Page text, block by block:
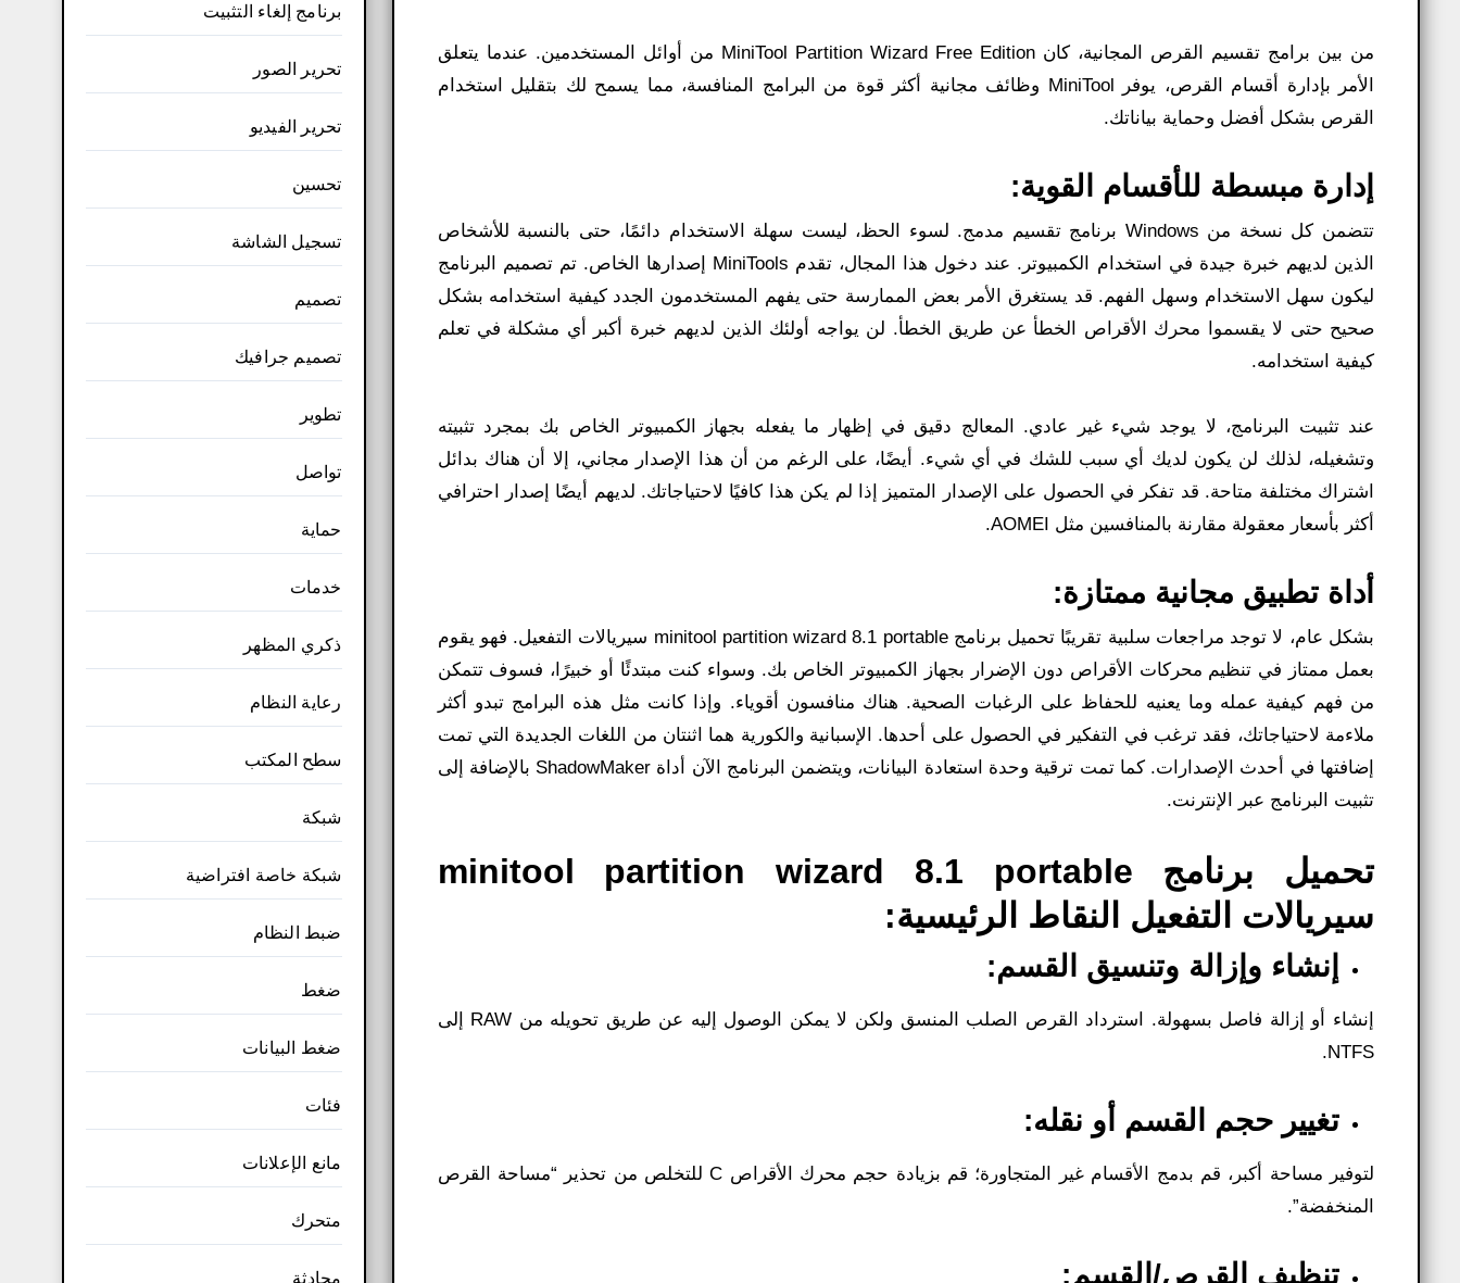
من بين برامج تقسيم القرص المجانية، كان MiniTool Partition Wizard Free Edition من أوائل المستخدمين. عندما يتعلق
الأمر بإدارة أقسام القرص، يوفر MiniTool وظائف مجانية أكثر قوة من البرامج المنافسة، مما يسمح لك بتقليل استخدام
القرص بشكل أفضل وحماية بياناتك.
إدارة مبسطة للأقسام القوية:
تتضمن كل نسخة من Windows برنامج تقسيم مدمج. لسوء الحظ، ليست سهلة الاستخدام دائمًا، حتى بالنسبة للأشخاص
الذين لديهم خبرة جيدة في استخدام الكمبيوتر. عند دخول هذا المجال، تقدم MiniTools إصدارها الخاص. تم تصميم البرنامج
ليكون سهل الاستخدام وسهل الفهم. قد يستغرق الأمر بعض الممارسة حتى يفهم المستخدمون الجدد كيفية استخدامه بشكل
صحيح حتى لا يقسموا محرك الأقراص الخطأ عن طريق الخطأ. لن يواجه أولئك الذين لديهم خبرة أكبر أي مشكلة في تعلم
كيفية استخدامه.
عند تثبيت البرنامج، لا يوجد شيء غير عادي. المعالج دقيق في إظهار ما يفعله بجهاز الكمبيوتر الخاص بك بمجرد تثبيته
وتشغيله، لذلك لن يكون لديك أي سبب للشك في أي شيء. أيضًا، على الرغم من أن هذا الإصدار مجاني، إلا أن هناك بدائل
اشتراك مختلفة متاحة. قد تفكر في الحصول على الإصدار المتميز إذا لم يكن هذا كافيًا لاحتياجاتك. لديهم أيضًا إصدار احترافي
أكثر بأسعار معقولة مقارنة بالمنافسين مثل AOMEI.
أداة تطبيق مجانية ممتازة:
بشكل عام، لا توجد مراجعات سلبية تقريبًا تحميل برنامج minitool partition wizard 8.1 portable سيريالات التفعيل. فهو يقوم
بعمل ممتاز في تنظيم محركات الأقراص دون الإضرار بجهاز الكمبيوتر الخاص بك. وسواء كنت مبتدئًا أو خبيرًا، فسوف تتمكن
من فهم كيفية عمله وما يعنيه للحفاظ على الرغبات الصحية. هناك منافسون أقوياء. وإذا كانت مثل هذه البرامج تبدو أكثر
ملاءمة لاحتياجاتك، فقد ترغب في التفكير في الحصول على أحدها. الإسبانية والكورية هما اثنتان من اللغات الجديدة التي تمت
إضافتها في أحدث الإصدارات. كما تمت ترقية وحدة استعادة البيانات، ويتضمن البرنامج الآن أداة ShadowMaker بالإضافة إلى
تثبيت البرنامج عبر الإنترنت.
تحميل برنامج minitool partition wizard 8.1 portable
سيريالات التفعيل النقاط الرئيسية:
إنشاء وإزالة وتنسيق القسم:
إنشاء أو إزالة فاصل بسهولة. استرداد القرص الصلب المنسق ولكن لا يمكن الوصول إليه عن طريق تحويله من RAW إلى
NTFS.
تغيير حجم القسم أو نقله:
لتوفير مساحة أكبر، قم بدمج الأقسام غير المتجاورة؛ قم بزيادة حجم محرك الأقراص C للتخلص من تحذير “مساحة القرص
المنخفضة”.
تنظيف القرص/القسم:
برنامج إلغاء التثبيت
تحرير الصور
تحرير الفيديو
تحسين
تسجيل الشاشة
تصميم
تصميم جرافيك
تطوير
تواصل
حماية
خدمات
ذكري المظهر
رعاية النظام
سطح المكتب
شبكة
شبكة خاصة افتراضية
ضبط النظام
ضغط
ضغط البيانات
فئات
مانع الإعلانات
متحرك
محادثة